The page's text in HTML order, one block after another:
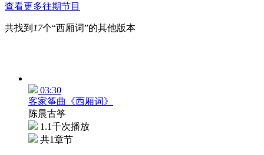
查看更多往期节目
共找到 17个“西厢词”的其他版本
03:30
客家筝曲《西厢词》
陈晨古筝
1.1千次播放
共1章节